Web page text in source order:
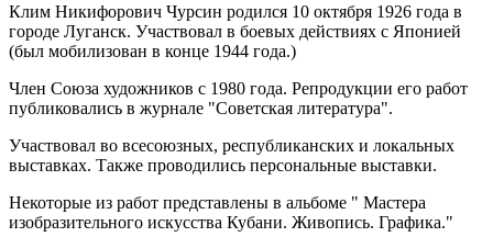
Клим Никифорович Чурсин родился 10 октября 1926 года в
городе Луганск. Участвовал в боевых действиях с Японией
(был мобилизован в конце 1944 года.)
Член Союза художников с 1980 года. Репродукции его работ
публиковались в журнале "Советская литература".
Участвовал во всесоюзных, республиканских и локальных
выставках. Также проводились персональные выставки.
Некоторые из работ представлены в альбоме " Мастера
изобразительного искусства Кубани. Живопись. Графика."